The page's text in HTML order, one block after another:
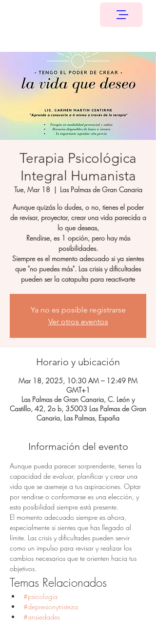
Terapia Psicológica
Integral Humanista
Tue, Mar 18
  |
Las Palmas de Gran Canaria
Aunque quizás lo dudes, o no, tienes el poder
de revisar, proyectar, crear una vida parecida a
lo que deseas,
Rendirse, es 1 opción, pero hay más
posibilidades.
Siempre es el momento adecuado si ya sientes
que "no puedes más". Las crisis y dificultades
pueden ser la catapulta para reactivarte
Ya no es posible registrarse
Ver otros eventos
Horario y ubicación
Mar 18, 2025, 10:30 AM – 12:49 PM
GMT+1
Las Palmas de Gran Canaria, C. León y
Castillo, 42, 2o b, 35003 Las Palmas de Gran
Canaria, Las Palmas, España
Información del evento
Aunque pueda parecer sorprendente, tienes la
capacidad de evaluar, planificar y crear una
vida que se asemeje a tus aspiraciones. Optar
por rendirse o conformarse es una elección, y
esta posibilidad siempre está presente.
El momento adecuado siempre es ahora,
especialmente si sientes que has llegado al
límite. Las crisis y dificultades pueden servir
como un impulso para revisar y realizar los
cambios necesarios que te orienten hacia tus
objetivos.
Temas Relacionados
#psicologia
#depresionytristeza
#ansiedades